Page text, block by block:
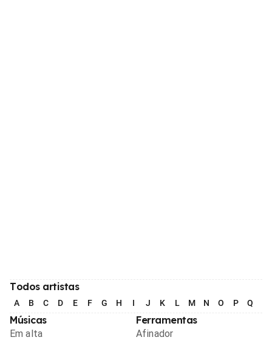
Todos artistas
A B C D E F G H I J K L M N O P Q
Músicas
Em alta
Ferramentas
Afinador